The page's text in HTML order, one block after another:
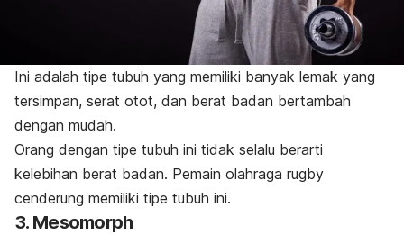
Ini adalah tipe tubuh yang memiliki banyak lemak yang
tersimpan, serat otot, dan berat badan bertambah
dengan mudah.
Orang dengan tipe tubuh ini tidak selalu berarti
kelebihan berat badan. Pemain olahraga rugby
cenderung memiliki tipe tubuh ini.
3. Mesomorph